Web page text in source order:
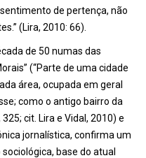
de pertença, não
(Lira, 2010: 66).
de 50 numas das
(“Parte de uma cidade
área, ocupada em geral
como o antigo bairro da
cit. Lira e Vidal, 2010) e
jornalística, confirma um
base do atual